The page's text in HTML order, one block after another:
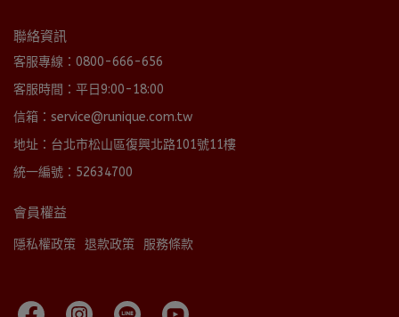
聯絡資訊
客服專線：0800-666-656
客服時間：平日9:00-18:00
信箱：service@runique.com.tw
地址：台北市松山區復興北路101號11樓
統一編號：52634700
會員權益
隱私權政策 退款政策 服務條款